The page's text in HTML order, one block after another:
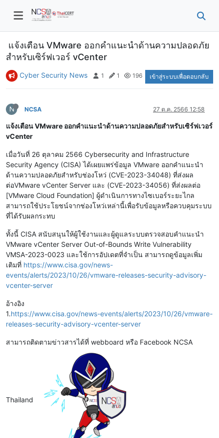
แจ้งเตือน VMware ออกคำแนะนำด้านความปลอดภัย
สำหรับเซิร์ฟเวอร์ vCenter
Cyber Security News 1 1 196 เข้าสู่ระบบเพื่อตอบกลับ
N NCSA 27 ต.ค. 2566 12:58
แจ้งเตือน VMware ออกคำแนะนำด้านความปลอดภัยสำหรับเซิร์ฟเวอร์
vCenter
เมื่อวันที่ 26 ตุลาคม 2566 Cybersecurity and Infrastructure
Security Agency (CISA) ได้เผยแพร่ข้อมูล VMware ออกคำแนะนำ
ด้านความปลอดภัยสำหรับช่องโหว่ (CVE-2023-34048) ที่ส่งผล
ต่อVMware vCenter Server และ (CVE-2023-34056) ที่ส่งผลต่อ
[VMware Cloud Foundation] ผู้ดำเนินการทางไซเบอร์ระยะไกล
สามารถใช้ประโยชน์จากช่องโหว่เหล่านี้เพื่อรับข้อมูลหรือควบคุมระบบ
ที่ได้รับผลกระทบ
ทั้งนี้ CISA สนับสนุนให้ผู้ใช้งานและผู้ดูแลระบบตรวจสอบคำแนะนำ
VMware vCenter Server Out-of-Bounds Write Vulnerability
VMSA-2023-0023 และใช้การอัปเดตที่จำเป็น สามารถดูข้อมูลเพิ่ม
เติมที่ https://www.cisa.gov/news-
events/alerts/2023/10/26/vmware-releases-security-advisory-
vcenter-server
อ้างอิง
1.https://www.cisa.gov/news-events/alerts/2023/10/26/vmware-
releases-security-advisory-vcenter-server
สามารถติดตามข่าวสารได้ที่ webboard หรือ Facebook NCSA
Thailand